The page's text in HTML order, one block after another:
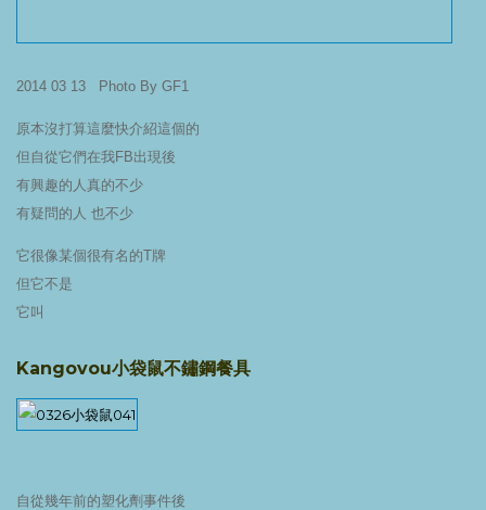
2014 03 13 Photo By GF1
原本沒打算這麼快介紹這個的
但自從它們在我FB出現後
有興趣的人真的不少
有疑問的人 也不少
它很像某個很有名的T牌
但它不是
它叫
Kangovou小袋鼠不鏽鋼餐具
自從幾年前的塑化劑事件後